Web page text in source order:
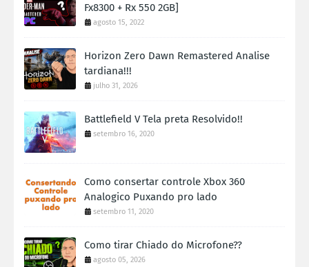
Fx8300 + Rx 550 2GB]
agosto 15, 2022
Horizon Zero Dawn Remastered Analise
tardiana!!!
julho 31, 2026
Battlefield V Tela preta Resolvido!!
setembro 16, 2020
Como consertar controle Xbox 360
Analogico Puxando pro lado
setembro 11, 2020
Como tirar Chiado do Microfone??
agosto 05, 2026